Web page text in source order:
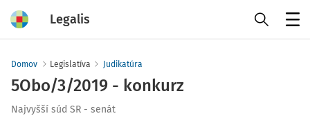
Legalis
Domov Legislatíva Judikatúra
5Obo/3/2019 - konkurz
Najvyšší súd SR - senát